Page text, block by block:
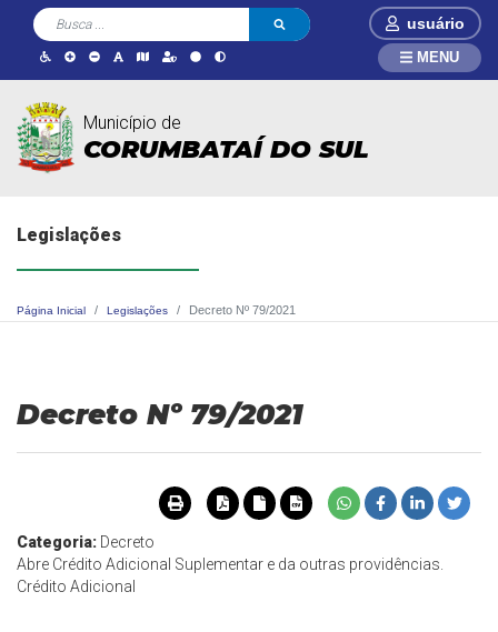
usuário
Município de
CORUMBATAÍ DO SUL
MENU
Legislações
Página Inicial Legislações Decreto Nº 79/2021
Decreto Nº 79/2021
Categoria: Decreto
Abre Crédito Adicional Suplementar e da outras providências.
Crédito Adicional